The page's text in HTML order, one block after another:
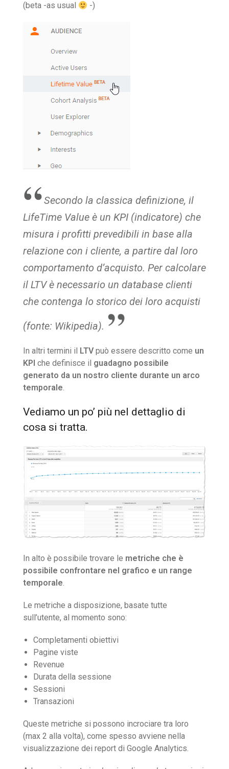
(beta -as usual
-)
Secondo la classica definizione, il
LifeTime Value è un KPI (indicatore) che
misura i profitti prevedibili in base alla
relazione con i cliente, a partire dal loro
comportamento d’acquisto. Per calcolare
il LTV è necessario un database clienti
che contenga lo storico dei loro acquisti
(fonte: Wikipedia).
In altri termini il LTV può essere descritto come un
KPI che definisce il guadagno possibile
generato da un nostro cliente durante un arco
temporale.
Vediamo un po’ più nel dettaglio di
cosa si tratta.
In alto è possibile trovare le metriche che è
possibile confrontare nel grafico e un range
temporale.
Le metriche a disposizione, basate tutte
sull’utente, al momento sono:
Completamenti obiettivi
Pagine viste
Revenue
Durata della sessione
Sessioni
Transazioni
Queste metriche si possono incrociare tra loro
(max 2 alla volta), come spesso avviene nella
visualizzazione dei report di Google Analytics.